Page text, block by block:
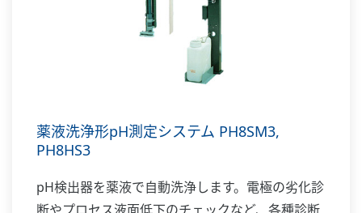
薬液洗浄形pH測定システム PH8SM3,
PH8HS3
pH検出器を薬液で自動洗浄します。電極の劣化診